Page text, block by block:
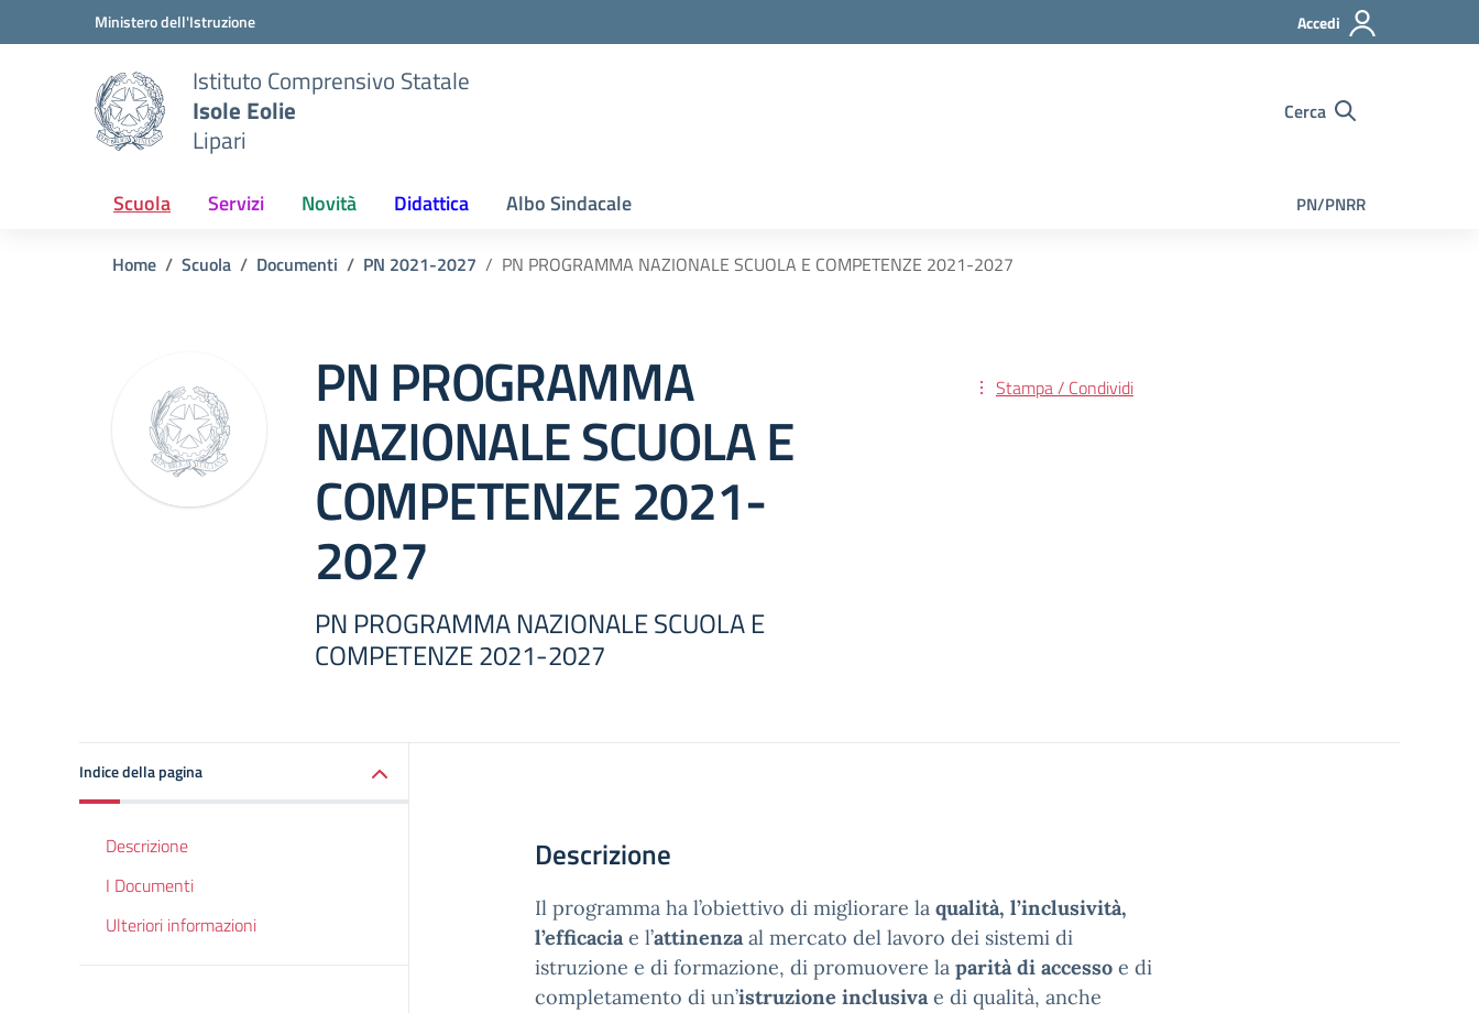
Vai ai contenuti
Vai al menu di navigazione
Ministero dell'Istruzione Accedi
Istituto Comprensivo Statale
Isole Eolie
Lipari
Cerca
Scuola Servizi Novità Didattica Albo Sindacale PN/PNRR
Home Scuola Documenti PN 2021-2027 PN PROGRAMMA NAZIONALE SCUOLA E COMPETENZE 2021-2027
PN PROGRAMMA
NAZIONALE SCUOLA E
COMPETENZE 2021-
2027
PN PROGRAMMA NAZIONALE SCUOLA E
COMPETENZE 2021-2027
Stampa / Condividi
Indice della pagina
Descrizione
I Documenti
Ulteriori informazioni
Descrizione
Il programma ha l’obiettivo di migliorare la qualità, l’inclusività,
l’efficaciae l’attinenzaal mercato del lavoro dei sistemi di
istruzione e di formazione, di promuovere la parità di accesso e di
completamento di un’istruzione inclusivae di qualità, anche